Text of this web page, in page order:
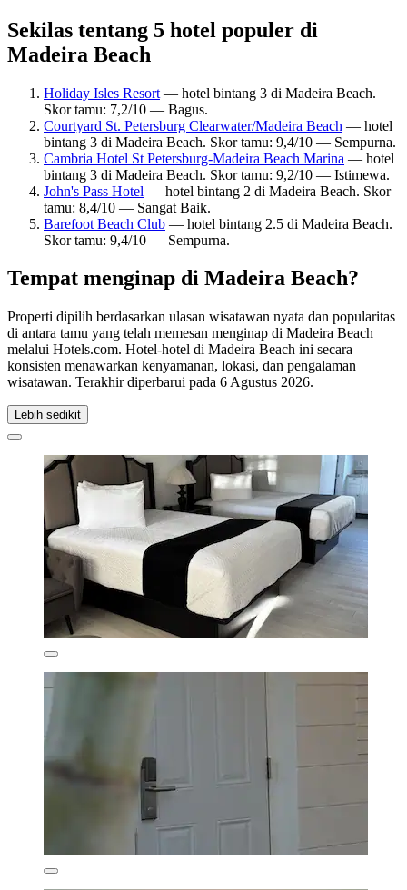
Sekilas tentang 5 hotel populer di
Madeira Beach
Holiday Isles Resort — hotel bintang 3 di Madeira Beach.
Skor tamu: 7,2/10 — Bagus.
Courtyard St. Petersburg Clearwater/Madeira Beach — hotel
bintang 3 di Madeira Beach. Skor tamu: 9,4/10 — Sempurna.
Cambria Hotel St Petersburg-Madeira Beach Marina — hotel
bintang 3 di Madeira Beach. Skor tamu: 9,2/10 — Istimewa.
John's Pass Hotel — hotel bintang 2 di Madeira Beach. Skor
tamu: 8,4/10 — Sangat Baik.
Barefoot Beach Club — hotel bintang 2.5 di Madeira Beach.
Skor tamu: 9,4/10 — Sempurna.
Tempat menginap di Madeira Beach?
Properti dipilih berdasarkan ulasan wisatawan nyata dan popularitas
di antara tamu yang telah memesan menginap di Madeira Beach
melalui Hotels.com. Hotel-hotel di Madeira Beach ini secara
konsisten menawarkan kenyamanan, lokasi, dan pengalaman
wisatawan. Terakhir diperbarui pada 6 Agustus 2026.
Lebih sedikit